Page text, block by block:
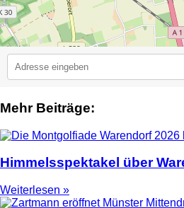
Mehr Beiträge:
Himmelsspektakel über
Weiterlesen »